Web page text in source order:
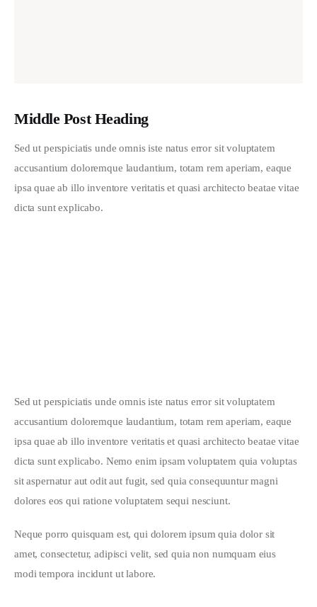
Middle Post Heading
Sed ut perspiciatis unde omnis iste natus error sit voluptatem
accusantium doloremque laudantium, totam rem aperiam, eaque
ipsa quae ab illo inventore veritatis et quasi architecto beatae vitae
dicta sunt explicabo.
Sed ut perspiciatis unde omnis iste natus error sit voluptatem
accusantium doloremque laudantium, totam rem aperiam, eaque
ipsa quae ab illo inventore veritatis et quasi architecto beatae vitae
dicta sunt explicabo. Nemo enim ipsam voluptatem quia voluptas
sit aspernatur aut odit aut fugit, sed quia consequuntur magni
dolores eos qui ratione voluptatem sequi nesciunt.
Neque porro quisquam est, qui dolorem ipsum quia dolor sit
amet, consectetur, adipisci velit, sed quia non numquam eius
modi tempora incidunt ut labore.